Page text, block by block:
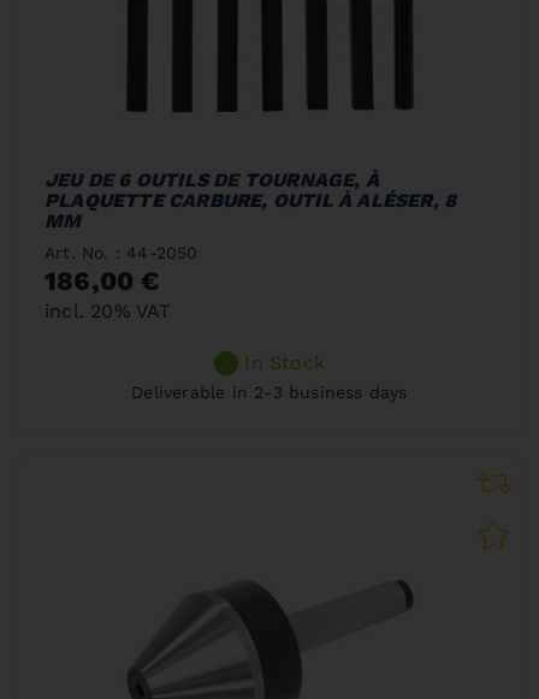
JEU DE 6 OUTILS DE TOURNAGE, À
PLAQUETTE CARBURE, OUTIL À ALÉSER, 8
MM
Art. No. : 44-2050
186,00 €
incl. 20% VAT
In Stock
Deliverable in 2-3 business days